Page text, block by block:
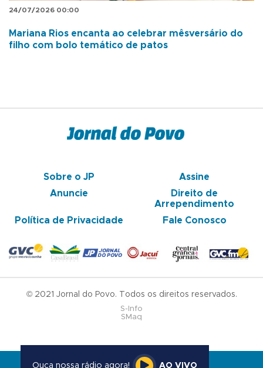
24/07/2026 00:00
Mariana Rios encanta ao celebrar mêsversário do
filho com bolo temático de patos
Sobre o JP
Assine
Anuncie
Direito de
Arrependimento
Política de Privacidade
Fale Conosco
© 2021 Jornal do Povo. Todos os direitos reservados.
S-Info
SMaq
Ouça nossa rádio agora! AO VIVO